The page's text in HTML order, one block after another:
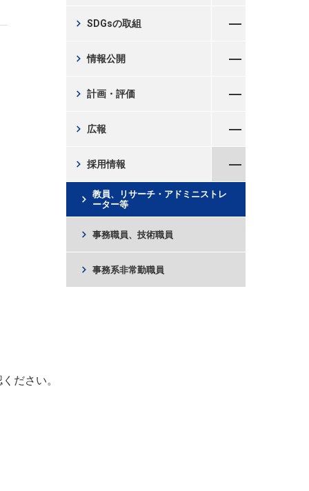
ださい。
SDGsの取組
chevron_right
情報公開
chevron_right
計画・評価
chevron_right
広報
chevron_right
採用情報
chevron_right
教員、リサーチ・アドミニストレ
ーター等
chevron_right
事務職員、技術職員
chevron_right
事務系非常勤職員
chevron_right